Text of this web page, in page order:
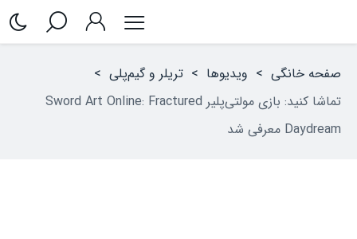
صفحه خانگی > ویدیوها > تریلر و گیم‌پلی >
تماشا کنید: بازی مولتی‌پلیر Sword Art Online: Fractured
Daydream معرفی شد